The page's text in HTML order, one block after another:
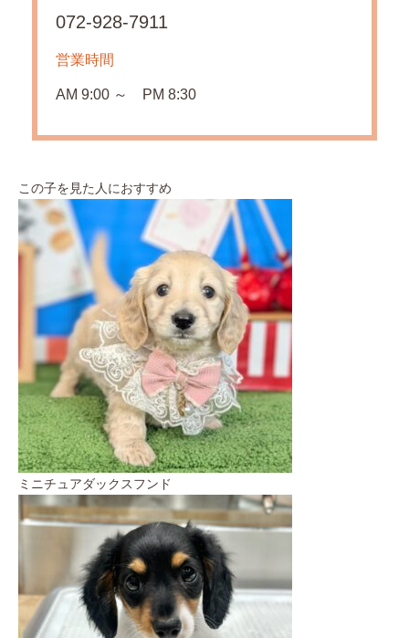
072-928-7911
営業時間
AM 9:00 ～ PM 8:30
この子を見た人におすすめ
ミニチュアダックスフンド